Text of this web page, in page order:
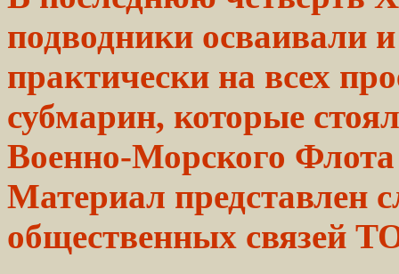
подводники осваивали
практически на всех
субмарин, которые
Военно-Морского Флота
Материал представлен
общественных связей